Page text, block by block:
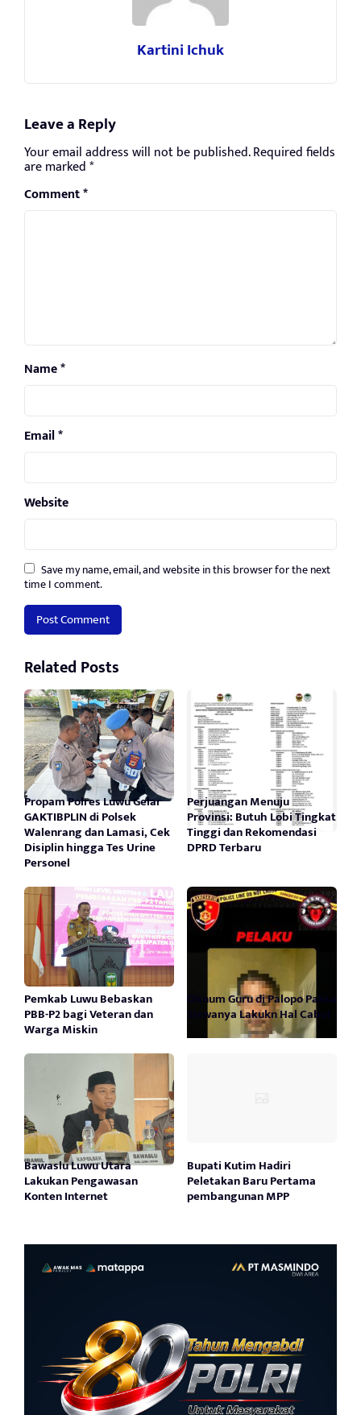
Kartini Ichuk
Leave a Reply
Your email address will not be published.Required fields
are marked*
Comment*
Name*
Email*
Website
Save my name, email, and website in this browser for the next
time I comment.
Related Posts
Propam Polres Luwu Gelar
GAKTIBPLIN di Polsek
Walenrang dan Lamasi, Cek
Disiplin hingga Tes Urine
Personel
Perjuangan Menuju
Provinsi: Butuh Lobi Tingkat
Tinggi dan Rekomendasi
DPRD Terbaru
Pemkab Luwu Bebaskan
PBB-P2 bagi Veteran dan
Warga Miskin
Oknum Guru di Palopo Paksa
Siswanya Lakukn Hal Cabul
Bawaslu Luwu Utara
Lakukan Pengawasan
Konten Internet
Bupati Kutim Hadiri
Peletakan Baru Pertama
pembangunan MPP